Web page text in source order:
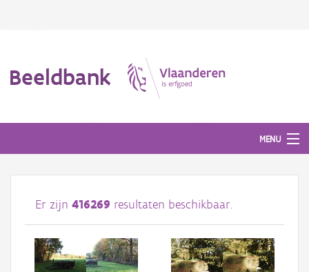
Beeldbank
MENU
Afbeeldingen
#BeeldIndeKijker
Hergebruik
Er zijn 416269 resultaten beschikbaar.